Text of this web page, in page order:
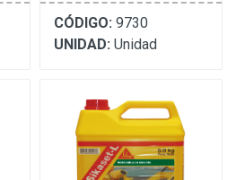
CÓDIGO: 9730
UNIDAD: Unidad